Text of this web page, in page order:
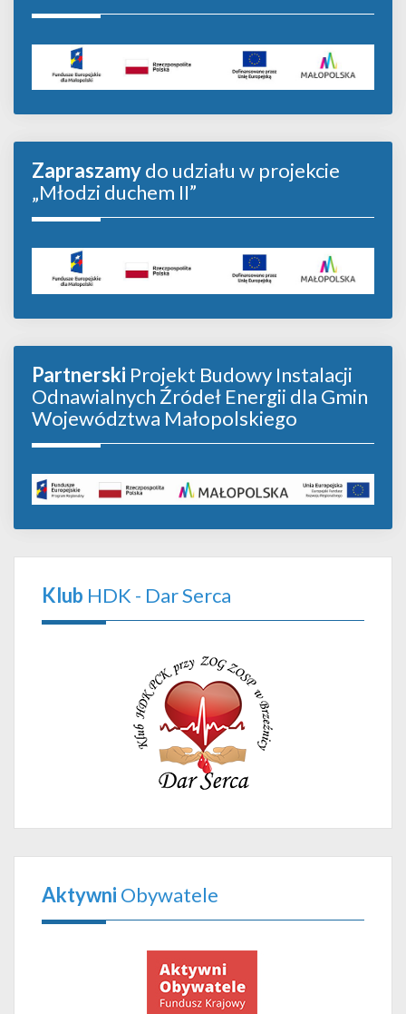
Zapraszamydo udziału w projekcie
„Młodzi duchem II”
Partnerski Projekt Budowy Instalacji
Odnawialnych Źródeł Energii dla Gmin
Województwa Małopolskiego
Klub HDK - Dar Serca
Aktywni Obywatele